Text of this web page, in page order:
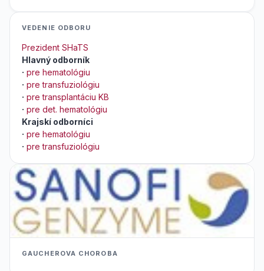
VEDENIE ODBORU
Prezident SHaTS
Hlavný odborník
· pre hematológiu
· pre transfuziológiu
· pre transplantáciu KB
· pre det. hematológiu
Krajskí odborníci
· pre hematológiu
· pre transfuziológiu
GAUCHEROVA CHOROBA